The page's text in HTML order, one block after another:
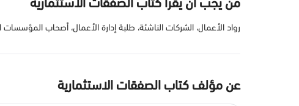
رواد الأعمال، الشركات الناشئة، طلبة إدارة الأعمال، أصحاب المؤسسات
عن مؤلف كتاب الصفقات الاستثمارية